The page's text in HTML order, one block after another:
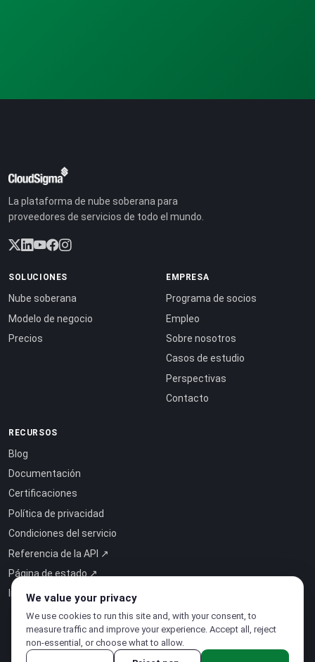
La plataforma de nube soberana para
proveedores de servicios de todo el mundo.
SOLUCIONES
Nube soberana
Modelo de negocio
Precios
EMPRESA
Programa de socios
Empleo
Sobre nosotros
Casos de estudio
Perspectivas
Contacto
RECURSOS
Blog
Documentación
Certificaciones
Política de privacidad
Condiciones del servicio
Referencia de la API ↗
Página de estado ↗
Inteligencia como servicio ↗
We value your privacy
We use cookies to run this site and, with your consent, to
measure traffic and improve your experience. Accept all, reject
non-essential, or choose what to allow.